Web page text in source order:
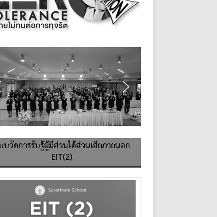
วัดการรับรู้ผู้มีส่วนได้ส่วนเสียภายนอก
EIT(2)